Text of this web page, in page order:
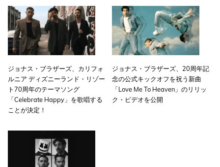
ジョナス・ブラザーズ、カリフォ
ルニア ディズニーランド・リゾー
ト70周年のテーマソング
「Celebrate Happy」を歌唱する
ことが決定！
ジョナス・ブラザーズ、20周年記
念の公式キックオフを祝う新曲
「Love Me To Heaven」のリリッ
ク・ビデオを公開